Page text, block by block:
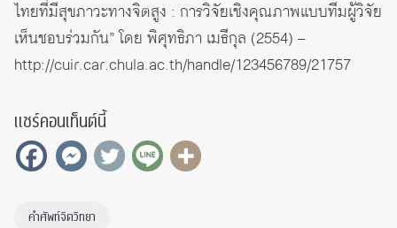
ไทยที่มีสุขภาวะทางจิตสูง : การวิจัยเชิงคุณภาพแบบทีมผู้วิจัย
เห็นชอบร่วมกัน” โดย พิศุทธิภา เมธีกุล (2554) –
http://cuir.car.chula.ac.th/handle/123456789/21757
แชร์คอนเท็นต์นี้
คำศัพท์จิตวิทยา